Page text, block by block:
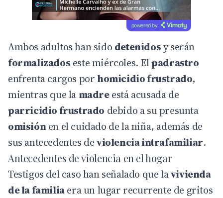
powered by
Ambos adultos han sido detenidosy serán
formalizados este miércoles. Elpadrastro
enfrenta cargos porhomicidio frustrado,
mientras que la madreestá acusada de
parricidio frustrado debido a su presunta
omisiónen el cuidado de la niña, además de
sus antecedentes deviolencia intrafamiliar.
Antecedentes de violencia en el hogar
Testigos del caso han señalado que lavivienda
de la familiaera un lugar recurrente de gritos